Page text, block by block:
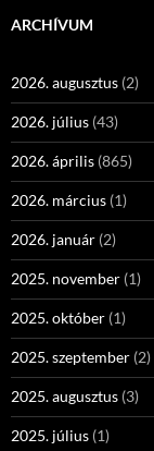
ARCHÍVUM
2026. augusztus (2)
2026. július (43)
2026. április (865)
2026. március (1)
2026. január (2)
2025. november (1)
2025. október (1)
2025. szeptember (2)
2025. augusztus (3)
2025. július (1)